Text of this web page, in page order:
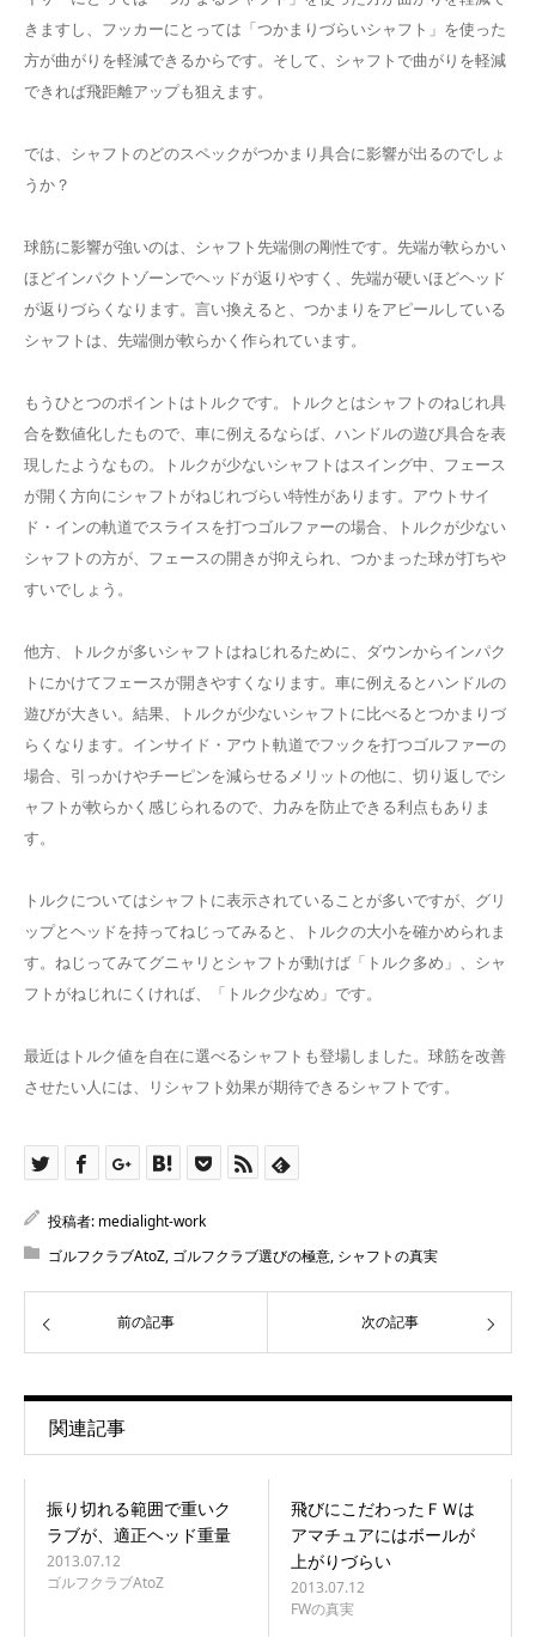
きますし、フッカーにとっては「つかまりづらいシャフト」を使った
方が曲がりを軽減できるからです。そして、シャフトで曲がりを軽減
できれば飛距離アップも狙えます。
では、シャフトのどのスペックがつかまり具合に影響が出るのでしょ
うか？
球筋に影響が強いのは、シャフト先端側の剛性です。先端が軟らかい
ほどインパクトゾーンでヘッドが返りやすく、先端が硬いほどヘッド
が返りづらくなります。言い換えると、つかまりをアピールしている
シャフトは、先端側が軟らかく作られています。
もうひとつのポイントはトルクです。トルクとはシャフトのねじれ具
合を数値化したもので、車に例えるならば、ハンドルの遊び具合を表
現したようなもの。トルクが少ないシャフトはスイング中、フェース
が開く方向にシャフトがねじれづらい特性があります。アウトサイ
ド・インの軌道でスライスを打つゴルファーの場合、トルクが少ない
シャフトの方が、フェースの開きが抑えられ、つかまった球が打ちや
すいでしょう。
他方、トルクが多いシャフトはねじれるために、ダウンからインパク
トにかけてフェースが開きやすくなります。車に例えるとハンドルの
遊びが大きい。結果、トルクが少ないシャフトに比べるとつかまりづ
らくなります。インサイド・アウト軌道でフックを打つゴルファーの
場合、引っかけやチーピンを減らせるメリットの他に、切り返しでシ
ャフトが軟らかく感じられるので、力みを防止できる利点もありま
す。
トルクについてはシャフトに表示されていることが多いですが、グリ
ップとヘッドを持ってねじってみると、トルクの大小を確かめられま
す。ねじってみてグニャリとシャフトが動けば「トルク多め」、シャ
フトがねじれにくければ、「トルク少なめ」です。
最近はトルク値を自在に選べるシャフトも登場しました。球筋を改善
させたい人には、リシャフト効果が期待できるシャフトです。
投稿者: medialight-work
ゴルフクラブAtoZ, ゴルフクラブ選びの極意, シャフトの真実
前の記事 次の記事
関連記事
振り切れる範囲で重いク
ラブが、適正ヘッド重量
2013.07.12
ゴルフクラブAtoZ
飛びにこだわったＦＷは
アマチュアにはボールが
上がりづらい
2013.07.12
FWの真実